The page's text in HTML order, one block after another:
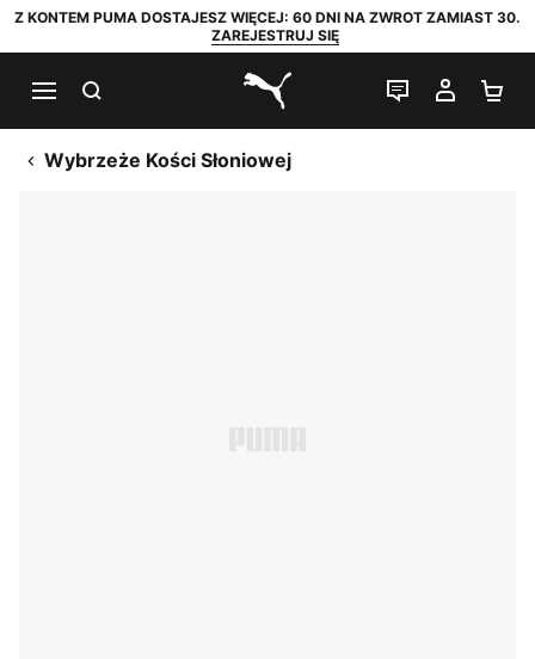
Z KONTEM PUMA DOSTAJESZ WIĘCEJ: 60 DNI NA ZWROT ZAMIAST 30.
ZAREJESTRUJ SIĘ
PUMA.com
CZAT NA
MOJE
Wybrzeże Kości Słoniowej